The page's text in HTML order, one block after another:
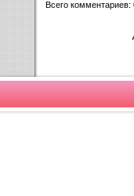
Всего комментариев: